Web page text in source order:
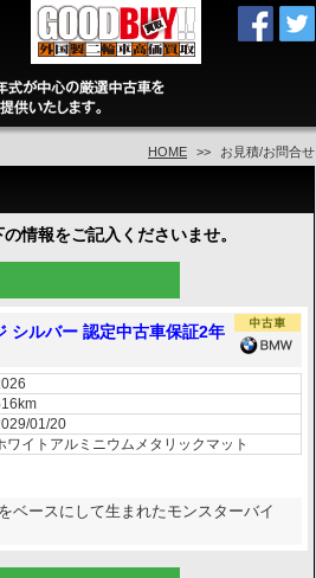
HOME お見積/お問合せ
情報をご記入くださいませ。
シルバー 認定中古車保証2年
01/20
ワイトアルミニウムメタリックマット
ベースにして生まれたモンスターバイ